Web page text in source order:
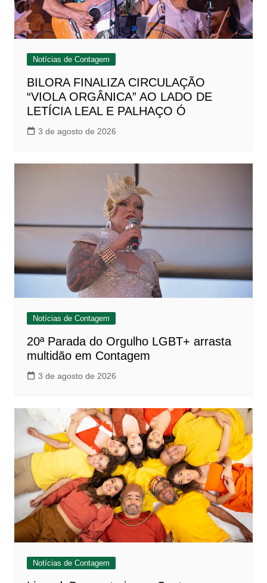
Notícias de Contagem
BILORA FINALIZA CIRCULAÇÃO
“VIOLA ORGÂNICA” AO LADO DE
LETÍCIA LEAL E PALHAÇO Ó
3 de agosto de 2026
Notícias de Contagem
20ª Parada do Orgulho LGBT+ arrasta
multidão em Contagem
3 de agosto de 2026
Notícias de Contagem